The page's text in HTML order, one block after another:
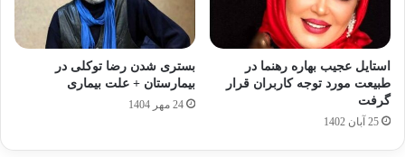
استایل عجیب بهاره رهنما در
طبیعت مورد توجه کاربران قرار
گرفت
25 آبان 1402
بستری شدن رضا توکلی در
بیمارستان + علت بیماری
24 مهر 1404